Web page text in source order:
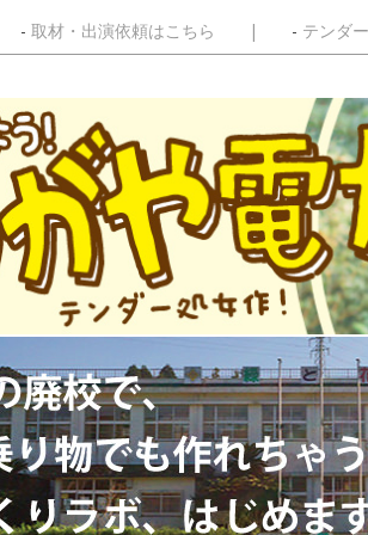
取材・出演依頼はこちら テンダ